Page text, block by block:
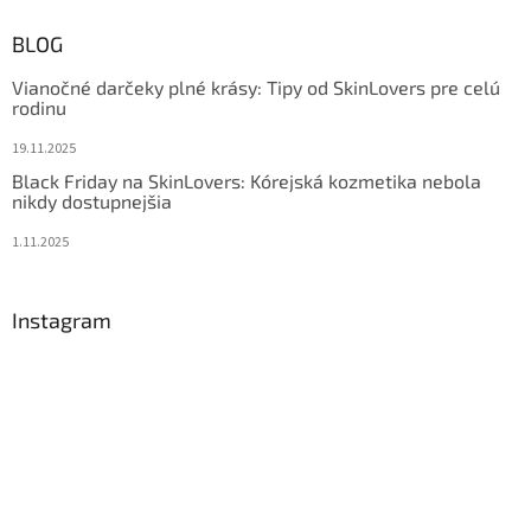
BLOG
Vianočné darčeky plné krásy: Tipy od SkinLovers pre celú
rodinu
19.11.2025
Black Friday na SkinLovers: Kórejská kozmetika nebola
nikdy dostupnejšia
1.11.2025
Instagram